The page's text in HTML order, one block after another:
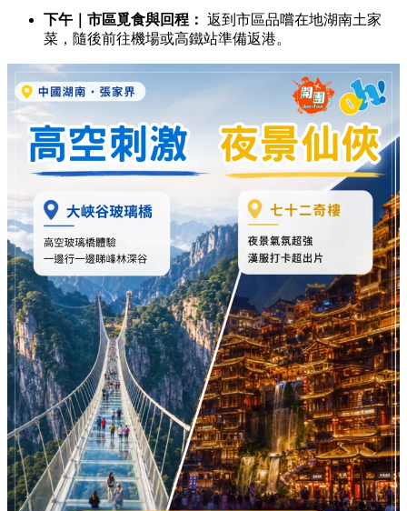
下午｜市區覓食與回程： 返到市區品嚐在地湖南土家
菜，隨後前往機場或高鐵站準備返港。